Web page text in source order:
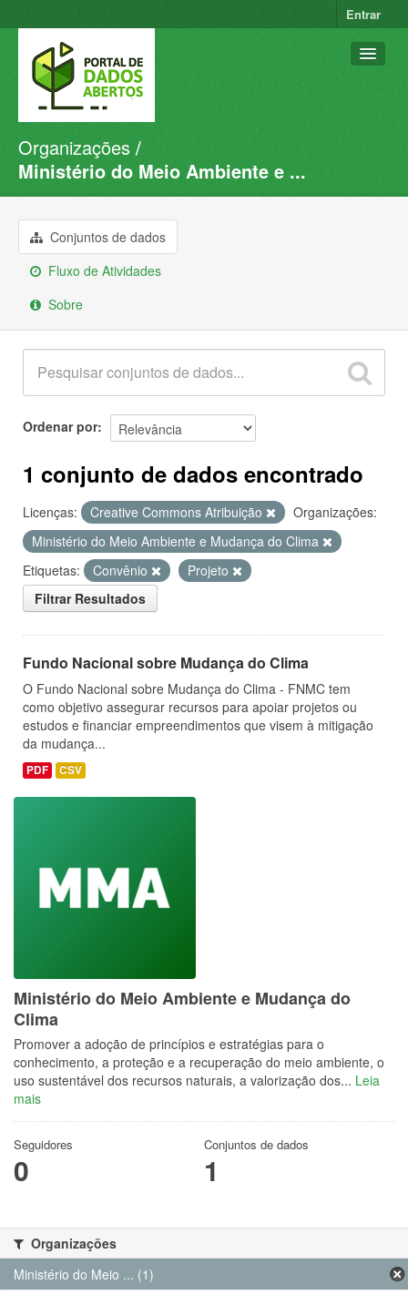
Entrar
Conjuntos de dados
Organizações
Sobre
Organizações
Ministério do Meio Ambiente e ...
Conjuntos de dados
Fluxo de Atividades
Sobre
Ordenar por
1 conjunto de dados encontrado
Licenças: Creative Commons Atribuição
Organizações:
Ministério do Meio Ambiente e Mudança do Clima
Etiquetas:
Convênio
Projeto
Filtrar Resultados
Fundo Nacional sobre Mudança do Clima
O Fundo Nacional sobre Mudança do Clima - FNMC tem
como objetivo assegurar recursos para apoiar projetos ou
estudos e financiar empreendimentos que visem à mitigação
da mudança...
PDF CSV
Ministério do Meio Ambiente e Mudança do
Clima
Promover a adoção de princípios e estratégias para o
conhecimento, a proteção e a recuperação do meio ambiente, o
uso sustentável dos recursos naturais, a valorização dos... Leia
mais
Seguidores
0
Conjuntos de dados
1
Organizações
Ministério do Meio ... (1)